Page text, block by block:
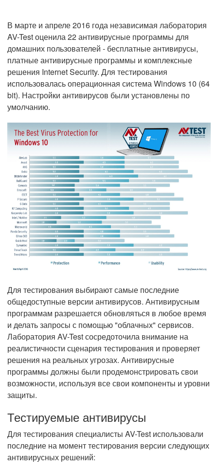
В марте и апреле 2016 года независимая лаборатория
AV-Test оценила 22 антивирусные программы для
домашних пользователей - бесплатные антивирусы,
платные антивирусные программы и комплексные
решения Internet Security. Для тестирования
использовалась операционная система Windows 10 (64
bit). Настройки антивирусов были установлены по
умолчанию.
Для тестирования выбирают самые последние
общедоступные версии антивирусов. Антивирусным
программам разрешается обновляться в любое время
и делать запросы с помощью "облачных" сервисов.
Лаборатория AV-Test сосредоточила внимание на
реалистичности сценария тестирования и проверяет
решения на реальных угрозах. Антивирусные
программы должны были продемонстрировать свои
возможности, используя все свои компоненты и уровни
защиты.
Тестируемые антивирусы
Для тестирования специалисты AV-Test использовали
последние на момент тестирования версии следующих
антивирусных решений: